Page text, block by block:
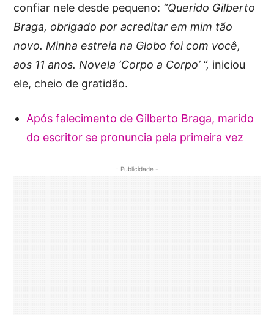
confiar nele desde pequeno: “Querido Gilberto
Braga, obrigado por acreditar em mim tão
novo. Minha estreia na Globo foi com você,
aos 11 anos. Novela ‘Corpo a Corpo’ “, iniciou
ele, cheio de gratidão.
Após falecimento de Gilberto Braga, marido
do escritor se pronuncia pela primeira vez
- Publicidade -